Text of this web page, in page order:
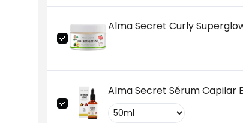
Alma Secret Curly
Alma Secret Sérum Capilar